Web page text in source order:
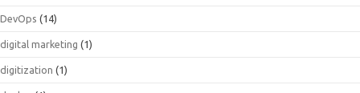
DevOps (14)
digital marketing (1)
digitization (1)